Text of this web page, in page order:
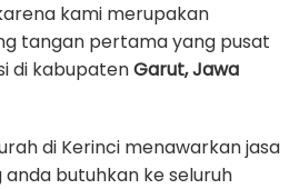
kami merupakan
tangan pertama yang pusat
di kabupatenGarut, Jawa
di Kerinci menawarkan jasa
butuhkan ke seluruh